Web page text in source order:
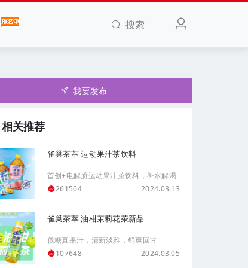
搜索
我要发布
相关推荐
雀巢茶萃 运动果汁茶饮料
首创+电解质运动果汁茶饮料，补水解渴
261504
2024.03.13
雀巢茶萃 油柑茉莉花茶新品
低糖真果汁，清新淡雅，鲜爽回甘
107648
2024.03.05